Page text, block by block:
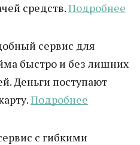
средств.Подробнее
сервис для
быстро и без лишних
Деньги поступают
Подробнее
с гибкими